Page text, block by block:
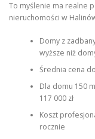
To myślenie ma realne
nieruchomości w
Domy z
wyższe niż
Średnia cena
Dla domu 150
117 000 zł
Koszt
rocznie